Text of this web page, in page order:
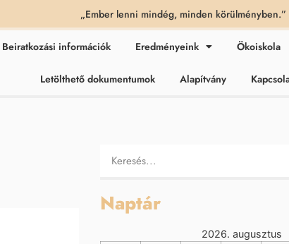
„Ember lenni mindég, minden körülményben.”
Beiratkozási információk Eredményeink Ökoiskola
Letölthető dokumentumok Alapítvány
Naptár
2026. augusztus